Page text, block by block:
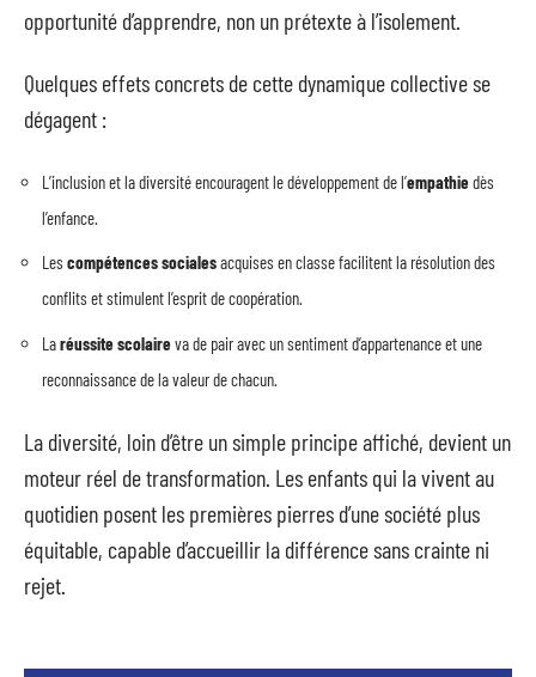
opportunité d’apprendre, non un prétexte à l’isolement.
Quelques effets concrets de cette dynamique collective se
dégagent :
L’inclusion et la diversité encouragent le développement de l’empathiedès
l’enfance.
Les compétences socialesacquises en classe facilitent la résolution des
conflits et stimulent l’esprit de coopération.
Laréussite scolaireva de pair avec un sentiment d’appartenance et une
reconnaissance de la valeur de chacun.
La diversité, loin d’être un simple principe affiché, devient un
moteur réel de transformation. Les enfants qui la vivent au
quotidien posent les premières pierres d’une société plus
équitable, capable d’accueillir la différence sans crainte ni
rejet.